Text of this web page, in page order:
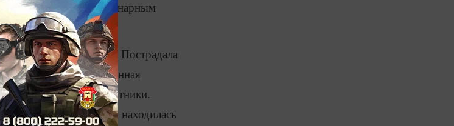
в колхозе ветеринарным
племенной бык.
цепи и на меня напал. Пострадала
осталась единственная
в район наши работники.
Почти семь дней находилась